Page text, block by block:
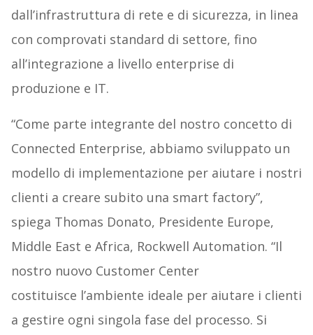
dall’infrastruttura di rete e di sicurezza, in linea
con comprovati standard di settore, fino
all’integrazione a livello enterprise di
produzione e IT.
“Come parte integrante del nostro concetto di
Connected Enterprise, abbiamo sviluppato un
modello di implementazione per aiutare i nostri
clienti a creare subito una smart factory”,
spiega Thomas Donato, Presidente Europe,
Middle East e Africa, Rockwell Automation. “Il
nostro nuovo Customer Center
costituisce l’ambiente ideale per aiutare i clienti
a gestire ogni singola fase del processo. Si